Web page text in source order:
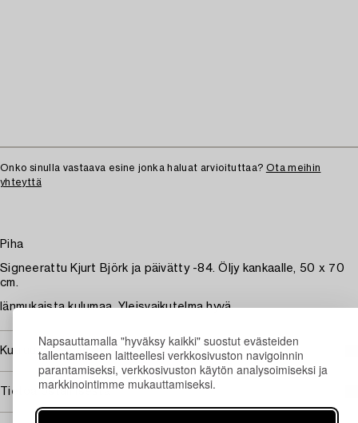
Napsauttamalla "hyväksy kaikki" suostut evästeiden
tallentamiseen laitteellesi verkkosivuston navigoinnin
parantamiseksi, verkkosivuston käytön analysoimiseksi ja
markkinointimme mukauttamiseksi.
Onko sinulla vastaava esine jonka haluat arvioituttaa? Ota meihin
yhteyttä
Piha
Signeerattu Kjurt Björk ja päivätty -84. Öljy kankaalle, 50 x 70
cm.
Iänmukaista kulumaa. Yleisvaikutelma hyvä.
Kuuluu jälleenmyyntikorvauksen piiriin
Tietoa ostamisesta